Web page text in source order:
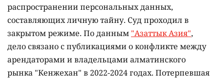
распространении персональных данных,
составляющих личную тайну. Суд проходил в
закрытом режиме. По данным "Азаттык Азия",
дело связано с публикациями о конфликте между
арендаторами и владельцами алматинского
рынка "Кенжехан" в 2022-2024 годах. Потерпевшая